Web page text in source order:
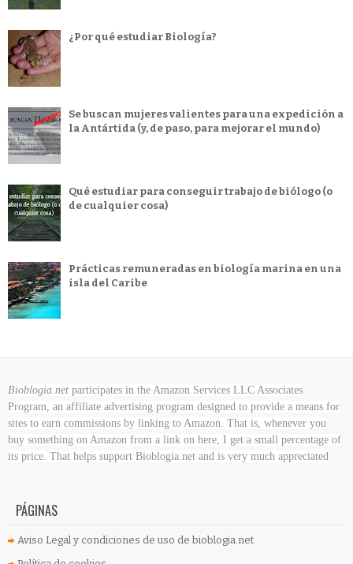
¿Por qué estudiar Biología?
Se buscan mujeres valientes para una expedición a
la Antártida (y, de paso, para mejorar el mundo)
Qué estudiar para conseguir trabajo de biólogo (o
de cualquier cosa)
Prácticas remuneradas en biología marina en una
isla del Caribe
Bioblogia.net participates in the Amazon Services LLC Associates
Program, an affiliate advertising program designed to provide a means for
sites to earn commissions by linking to Amazon. That is, whenever you
buy something on Amazon from a link on here, I get a small percentage of
its price. That helps support Bioblogia.net and is very much appreciated
PÁGINAS
Aviso Legal y condiciones de uso de bioblogia.net